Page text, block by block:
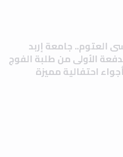
العتوم.. جامعة إربد
الأولى من طلبة الفوج
احتفالية مميزة